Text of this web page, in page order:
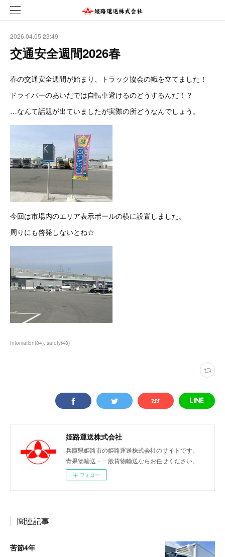
2026.04.05 23:49
交通安全週間2026春
春の交通安全週間が始まり、トラック協会の幟を立てました！
ドライバーのあいだでは自転車避けるのどうするんだ！？
…なんて話題が出ていましたが実際の所どうなんでしょう。
今回は市場内のエリア表示ポールの横に設置しました。
周りにも啓発しないとね☆
Infomation(84) safety(48)
姫路運送株式会社
兵庫県姫路市の姫路運送株式会社のサイトです。
青果物輸送・一般貨物輸送ならお任せください。
フォロー
関連記事
苦節4年